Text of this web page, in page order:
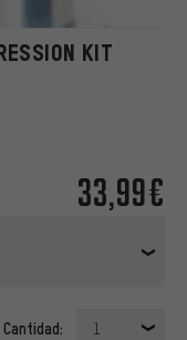
KIT
33,99€
Cantidad: 1